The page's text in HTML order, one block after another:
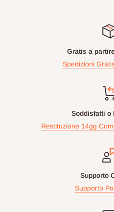
Gratis a
Spedizioni
Soddisfatti o
Restituzione 14gg
Supporto
Supporto